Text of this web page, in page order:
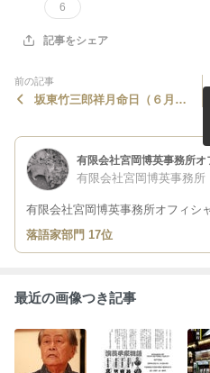
6
記事をシェア
前の記事
坂東竹三郎祥月命日（６月１
有限会社宮岡博英事務所
有限会社宮岡博英事務所オフィシ
落語家部門 17位
最近の画像つき記事